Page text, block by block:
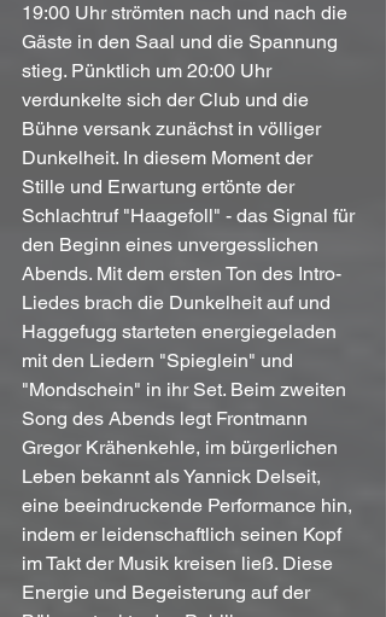
19:00 Uhr strömten nach und nach die
Gäste in den Saal und die Spannung
stieg. Pünktlich um 20:00 Uhr
verdunkelte sich der Club und die
Bühne versank zunächst in völliger
Dunkelheit. In diesem Moment der
Stille und Erwartung ertönte der
Schlachtruf "Haagefoll" - das Signal für
den Beginn eines unvergesslichen
Abends. Mit dem ersten Ton des Intro-
Liedes brach die Dunkelheit auf und
Haggefugg starteten energiegeladen
mit den Liedern "Spieglein" und
"Mondschein" in ihr Set. Beim zweiten
Song des Abends legt Frontmann
Gregor Krähenkehle, im bürgerlichen
Leben bekannt als Yannick Delseit,
eine beeindruckende Performance hin,
indem er leidenschaftlich seinen Kopf
im Takt der Musik kreisen ließ. Diese
Energie und Begeisterung auf der